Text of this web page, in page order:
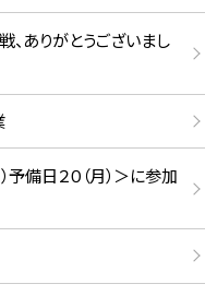
ありがとうございまし
備日２０（月）＞に参加